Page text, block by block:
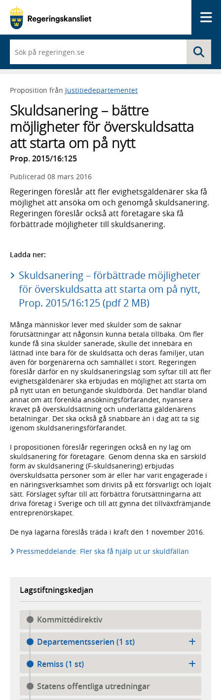
du
börjar
skriva
framträder
lista
med
sökförslag
Proposition från Justitiedepartementet
Skuldsanering – bättre
möjligheter för överskuldsatta
att starta om på nytt
Prop. 2015/16:125
Publicerad 08 mars 2016
Regeringen föreslår att fler evighetsgäldenärer ska få
möjlighet att ansöka om och genomgå skuldsanering.
Regeringen föreslår också att företagare ska få
förbättrade möjligheter till skuldsanering.
Ladda ner:
Skuldsanering – förbättrade möjligheter
för överskuldsatta att starta om på nytt,
Prop. 2015/16:125 (pdf 2 MB)
Många människor lever med skulder som de saknar
förutsättningar att någonsin kunna betala tillbaka. Om fler
kunde få sina skulder sanerade, skulle det innebära en
lättnad inte bara för de skuldsatta och deras familjer, utan
även för borgenärerna och samhället i stort. Regeringen
föreslår därför en ny skuldsaneringslag som syftar till att fler
evighetsgäldenärer ska erbjudas en möjlighet att starta om
på nytt utan en betungande skuldbörda. Det handlar bland
annat om att förenkla ansökningsförfarandet, nyansera
kravet på överskuldsättning och underlätta gäldenärens
betalningar. Det ska också gå snabbare än i dag att ta sig
igenom skuldsaneringsförfarandet.
I propositionen föreslår regeringen också en ny lag om
skuldsanering för företagare. Genom denna ska en särskild
form av skuldsanering (F-skuldsanering) erbjudas
överskuldsatta personer som är eller har varit engagerade i
en näringsverksamhet som drivits på ett försvarligt och lojalt
sätt. Förslaget syftar till att förbättra förutsättningarna att
driva företag i Sverige och till att gynna det tillväxtfrämjande
entreprenörskapet.
De nya lagarna föreslås träda i kraft den 1 november 2016.
Pressmeddelande: Fler ska få hjälp ut ur skuldfällan
Lagstiftningskedjan
Kommittédirektiv
Departementsserien (1 st)
Remiss (1 st)
Statens offentliga utredningar